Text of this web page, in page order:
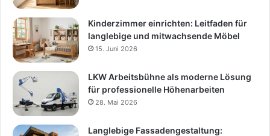
Kinderzimmer einrichten: Leitfaden für
langlebige und mitwachsende Möbel
15. Juni 2026
LKW Arbeitsbühne als moderne Lösung
für professionelle Höhenarbeiten
28. Mai 2026
Langlebige Fassadengestaltung: